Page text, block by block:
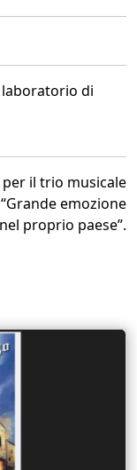
laboratorio di
il trio musicale
emozione
proprio paese”.